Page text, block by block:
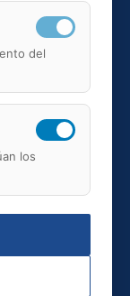
Madrid
del
los